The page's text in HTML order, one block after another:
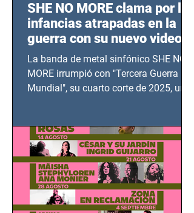
SHE NO MORE clama por las
infancias atrapadas en la
guerra con su nuevo video
TERCERA GUERRA
MUNDIAL
La banda de metal sinfónico SHE NO
MORE irrumpió con "Tercera Guerra
Mundial", su cuarto corte de 2025, un
bélicos.